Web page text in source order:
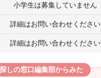
小学生は募集していません
詳細はお問い合わせください
詳細はお問い合わせください
しの窓口編集部からみた